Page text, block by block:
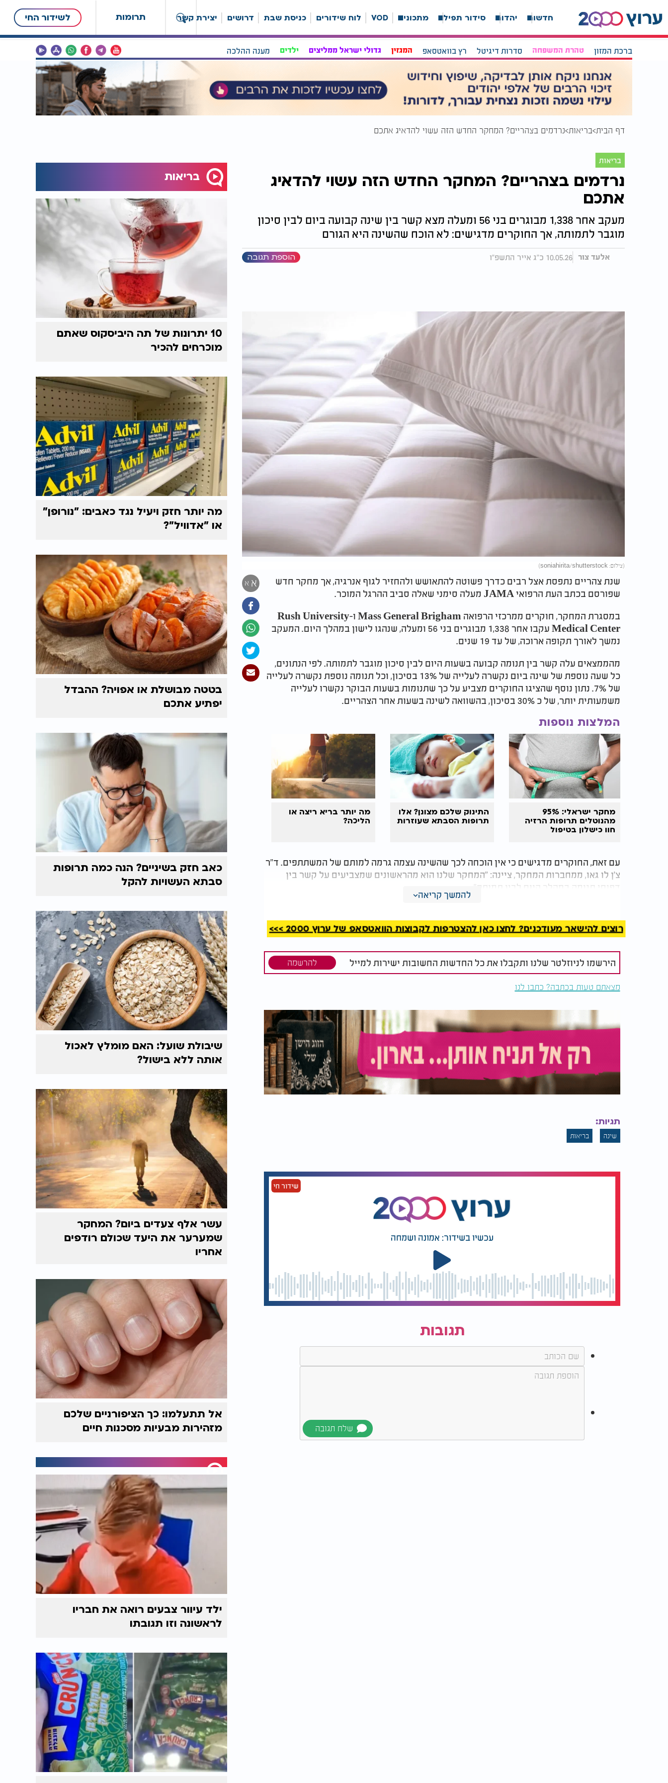
תרומות לשידור החי חדשות יהדות סידור תפילה מתכונים VOD לוח שידורים כניסת שבת דרושים יצירת קשר
ברכת המזון טהרת המשפחה סדרות דיגיטל רץ בוואטסאפ המגזין גדולי ישראל ממליצים ילדים מענה ההלכה
דף הבית בריאות נרדמים בצהריים? המחקר החדש הזה עשוי להדאיג אתכם
בריאות
נרדמים בצהריים? המחקר החדש הזה עשוי להדאיג
אתכם
מעקב אחר 1,338 מבוגרים בני 56 ומעלה מצא קשר בין שינה קבועה ביום לבין סיכון
מוגבר לתמותה, אך החוקרים מדגישים: לא הוכח שהשינה היא הגורם
אלעד צור 10.05.26 כ"ג אייר התשפ"ו הוספת תגובה
(צילום: soniahirita/shutterstock)
א א
שנת צהריים נתפסת אצל רבים כדרך פשוטה להתאושש ולהחזיר לגוף אנרגיה, אך מחקר חדש
שפורסם בכתב העת הרפואי JAMA מעלה סימני שאלה סביב ההרגל המוכר.
במסגרת המחקר, חוקרים ממרכזי הרפואה Mass General Brigham ו-Rush University
Medical Center עקבו אחר 1,338 מבוגרים בני 56 ומעלה, שנהגו לישון במהלך היום. המעקב
נמשך לאורך תקופה ארוכה, של עד 19 שנים.
מהממצאים עלה קשר בין תנומה קבועה בשעות היום לבין סיכון מוגבר לתמותה. לפי הנתונים,
כל שעה נוספת של שינה ביום נקשרה לעלייה של 13% בסיכון, וכל תנומה נוספת נקשרה לעלייה
של 7%. נתון נוסף שהציגו החוקרים מצביע על כך שתנומות בשעות הבוקר נקשרו לעלייה
משמעותית יותר, של כ 30% בסיכון, בהשוואה לשינה בשעות אחר הצהריים.
המלצות נוספות
מחקר ישראלי: 95%
מהנוטלים תרופות הרזיה
חוו כישלון בטיפול
התינוק שלכם מצונן? אלו
תרופות הסבתא שעוזרות
מה יותר בריא ריצה או
הליכה?
עם זאת, החוקרים מדגישים כי אין הוכחה לכך שהשינה עצמה גרמה למותם של המשתתפים. ד"ר
צ'ן לו גאו, ממחברות המחקר, ציינה: "המחקר שלנו הוא מהראשונים שמצביעים על קשר בין
דפוסי תנומה במהלך היום לבין תמותה".
לשיבושים אחרים, ולא בהכרח גורם הסיכון עצמו. עייפות כרונית יכולה להיות קשורה למצבים
רפואיים כמו סוכרת, בעיות בבלוטת התריס ומחלות לב, וכן לפגיעה באיכות השינה בלילה או
המומחים מבהירים כי אין צורך להיבהל או להפסיק מיד את שנת הצהריים. לדבריהם, מי שחווה
עייפות חריגה ונזקק לשינה מרובה במהלך היום, כדאי שיבדוק אם קיים לכך רקע רפואי הדורש
התייחסות.
להמשך קריאה
רוצים להישאר מעודכנים? לחצו כאן להצטרפות לקבוצות הוואטסאפ של ערוץ 2000 >>>
הירשמו לניוזלטר שלנו ותקבלו את כל החדשות החשובות ישירות למייל להרשמה
מצאתם טעות בכתבה? כתבו לנו
תגיות:
שינה בריאות
שידור חי
עכשיו בשידור: אמונה ושמחה
תגובות
בריאות
10 יתרונות של תה היביסקוס שאתם
מוכרחים להכיר
מה יותר חזק ויעיל נגד כאבים: "נורופן"
או "אדוויל"?
בטטה מבושלת או אפויה? ההבדל
יפתיע אתכם
כאב חזק בשיניים? הנה כמה תרופות
סבתא העשויות להקל
שיבולת שועל: האם מומלץ לאכול
אותה ללא בישול?
עשר אלף צעדים ביום? המחקר
שמערער את היעד שכולם רודפים
אחריו
אל תתעלמו: כך הציפורניים שלכם
מזהירות מבעיות מסכנות חיים
ילד עיוור צבעים רואה את חבריו
לראשונה וזו תגובתו